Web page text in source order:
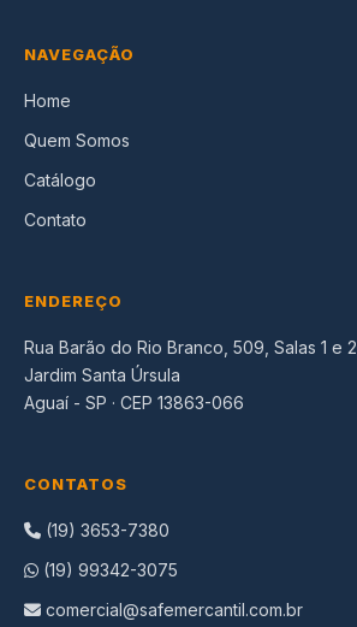
NAVEGAÇÃO
Home
Quem Somos
Catálogo
Contato
ENDEREÇO
Rua Barão do Rio Branco, 509, Salas 1 e 2
Jardim Santa Úrsula
Aguaí - SP · CEP 13863-066
CONTATOS
(19) 3653-7380
(19) 99342-3075
comercial@safemercantil.com.br